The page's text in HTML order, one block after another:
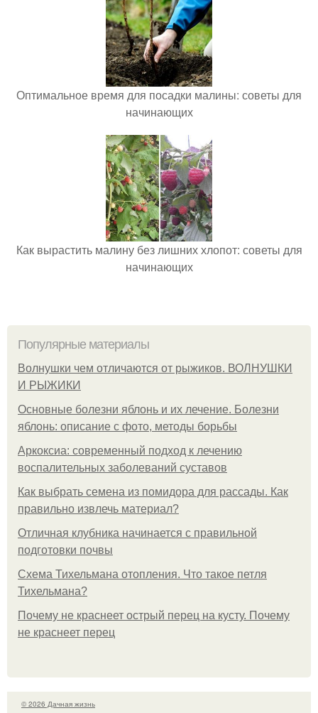
Оптимальное время для посадки малины: советы для
начинающих
Как вырастить малину без лишних хлопот: советы для
начинающих
Популярные материалы
Волнушки чем отличаются от рыжиков. ВОЛНУШКИ
И РЫЖИКИ
Основные болезни яблонь и их лечение. Болезни
яблонь: описание с фото, методы борьбы
Аркоксиа: современный подход к лечению
воспалительных заболеваний суставов
Как выбрать семена из помидора для рассады. Как
правильно извлечь материал?
Отличная клубника начинается с правильной
подготовки почвы
Схема Тихельмана отопления. Что такое петля
Тихельмана?
Почему не краснеет острый перец на кусту. Почему
не краснеет перец
© 2026 Дачная жизнь